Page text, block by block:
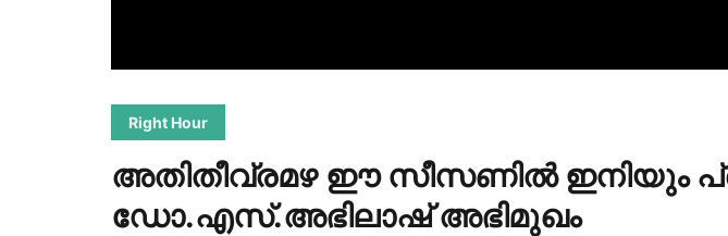
Right Hour
അതിതീവ്രമഴ ഈ സീസണിൽ ഇനിയും
ഡോ.എസ്.അഭിലാഷ് അഭിമുഖം